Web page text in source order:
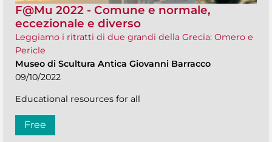
F@Mu 2022 - Comune e normale,
eccezionale e diverso
Leggiamo i ritratti di due grandi della Grecia: Omero e
Pericle
Museo di Scultura Antica Giovanni Barracco
09/10/2022
Educational resources for all
Free